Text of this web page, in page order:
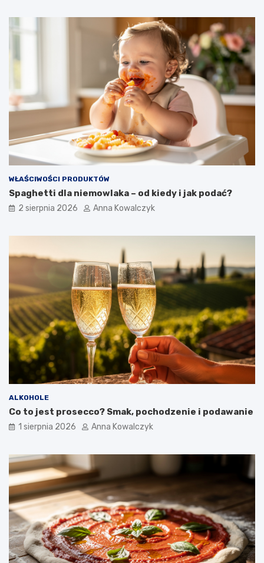
WŁAŚCIWOŚCI PRODUKTÓW
Spaghetti dla niemowlaka – od kiedy i jak podać?
2 sierpnia 2026 Anna Kowalczyk
ALKOHOLE
Co to jest prosecco? Smak, pochodzenie i podawanie
1 sierpnia 2026 Anna Kowalczyk